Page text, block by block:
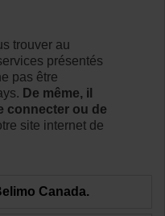
visant à optimiser
confort et l'efficacité
trouver au
présentés
pas être
De même, il
connecter ou de
site internet de
Canada.